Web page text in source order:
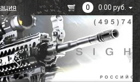
0 0.00 руб.